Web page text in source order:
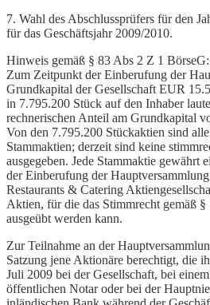
7. Wahl des Abschlussprüfers für den
für das Geschäftsjahr 2009/2010.
Hinweis gemäß § 83 Abs 2 Z 1 BörseG:
Zum Zeitpunkt der Einberufung der
Grundkapital der Gesellschaft EUR
in 7.795.200 Stück auf den Inhaber
rechnerischen Anteil am Grundkapital
Von den 7.795.200 Stückaktien sind
Stammaktien; derzeit sind keine
ausgegeben. Jede Stammaktie gewährt
der Einberufung der
Restaurants & Catering
Aktien, für die das Stimmrecht gemäß
ausgeübt werden kann.
Zur Teilnahme an der
Satzung jene Aktionäre berechtigt, die
Juli 2009 bei der Gesellschaft, bei
öffentlichen Notar oder bei der